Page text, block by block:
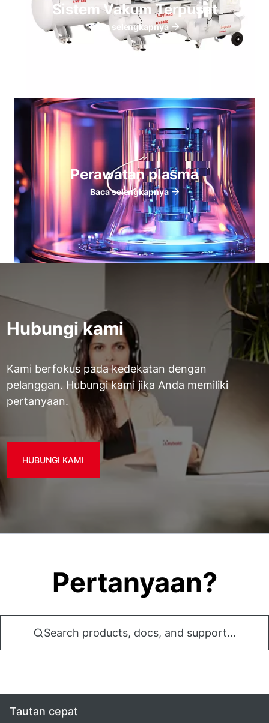
Sistem Vakum Terpusat
Baca selengkapnya
Perawatan plasma
Baca selengkapnya
Hubungi kami
Kami berfokus pada kedekatan dengan
pelanggan. Hubungi kami jika Anda memiliki
pertanyaan.
HUBUNGI KAMI
Pertanyaan?
Search products, docs, and support...
Tautan cepat